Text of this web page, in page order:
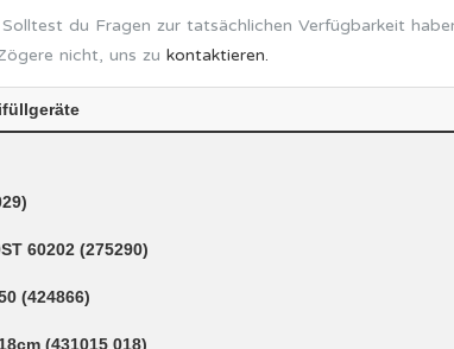
du Fragen zur tatsächlichen Verfügbarkeit
nicht, uns zu kontaktieren.
60202 (275290)
(424866)
(431015 018)